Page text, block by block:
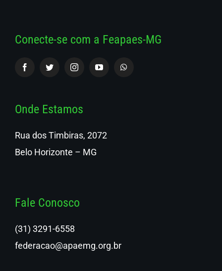
Conecte-se com a Feapaes-MG
Onde Estamos
Rua dos Timbiras, 2072
Belo Horizonte – MG
Fale Conosco
(31) 3291-6558
federacao@apaemg.org.br